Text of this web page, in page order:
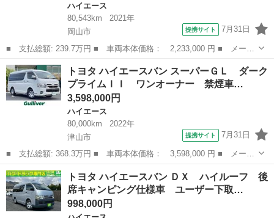
ハイエース
80,543km
2021年
岡山市
提携サイト 7月31日
■ 支払総額: 239.7万円 ■ 車両本体価格： 2,233,000 円 ■ メーカ
ー名： トヨタ ■ 車種名： ハイエースバン ■ グレード名： ロ
ングスーパーＧＬ 禁煙車 ｃａｒｒｏｚｚｅｒｉａナビ バックカ
メラ 両...
岡山 岡山市 ハイエース
トヨタ ハイエースバン スーパーＧＬ ダーク
プライムＩＩ ワンオーナー 禁煙車…
3,598,000円
ハイエース
80,000km
2022年
津山市
提携サイト 7月31日
■ 支払総額: 368.3万円 ■ 車両本体価格： 3,598,000 円 ■ メーカ
ー名： トヨタ ■ 車種名： ハイエースバン ■ グレード名： ス
ーパーＧＬ ダークプライムＩＩ ワンオーナー 禁煙車 前後ドラ
イブレコ...
岡山 津山市 ハイエース
トヨタ ハイエースバン ＤＸ ハイルーフ 後
席キャンピング仕様車 ユーザー下取…
998,000円